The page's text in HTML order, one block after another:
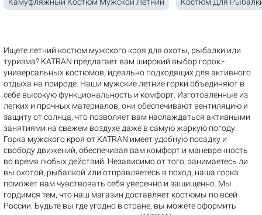
Ищете летний костюм мужского кроя для охоты, рыбалки или
туризма? KATRAN предлагает вам широкий выбор горок -
универсальных костюмов, идеально подходящих для активного
отдыха на природе. Наши мужские летние горки объединяют в
себе высокую функциональность и комфорт. Изготовленные из
легких и прочных материалов, они обеспечивают вентиляцию и
защиту от солнца, что позволяет вам наслаждаться активными
занятиями на свежем воздухе даже в самую жаркую погоду.
Горка мужского кроя от KATRAN имеет удобную посадку и
свободу движений, обеспечивая вам комфорт и маневренность
во время любых действий. Независимо от того, занимаетесь ли
вы охотой, рыбалкой или отправляетесь в поход, наша горка
поможет вам чувствовать себя уверенно и защищенно. Мы
гордимся тем, что наш магазин доставляет костюмы по всей
России. Будьте вы где угодно в стране, вы можете оформить